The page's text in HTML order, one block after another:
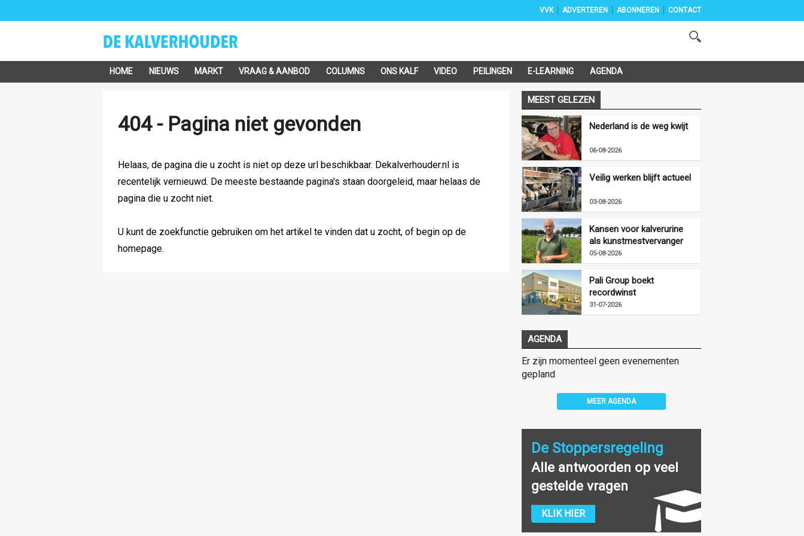
HOME NIEUWS MARKT VRAAG & AANBOD COLUMNS ONS KALF VIDEO PEILINGEN E-LEARNING AGENDA
VVK ADVERTEREN ABONNEREN CONTACT
404 - Pagina niet gevonden
Helaas, de pagina die u zocht is niet op deze url beschikbaar. Dekalverhouder.nl is
recentelijk vernieuwd. De meeste bestaande pagina's staan doorgeleid, maar helaas de
pagina die u zocht niet.
U kunt de zoekfunctie gebruiken om het artikel te vinden dat u zocht, of begin op de
homepage.
MEEST GELEZEN
Nederland is de weg kwijt
06-08-2026
Veilig werken blijft actueel
03-08-2026
Kansen voor kalverurine
als kunstmestvervanger
05-08-2026
Pali Group boekt
recordwinst
31-07-2026
AGENDA
Er zijn momenteel geen evenementen
gepland
MEER AGENDA
De Stoppersregeling
Alle antwoorden op veel
gestelde vragen
KLIK HIER